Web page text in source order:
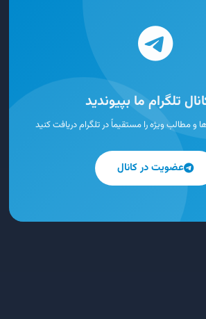
تلگرام ما بپیوندید
و مطالب ویژه را مستقیماً در تلگرام دریافت کنید
عضویت در کانال